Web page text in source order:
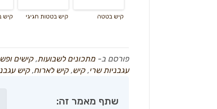
קיש בטטה קיש בטטות חגיגי קיש
פורסם ב-מתכונים לשבועות,קישים
עגבניות שרי,קיש,קיש לארוח,קיש
שתף מאמר זה: